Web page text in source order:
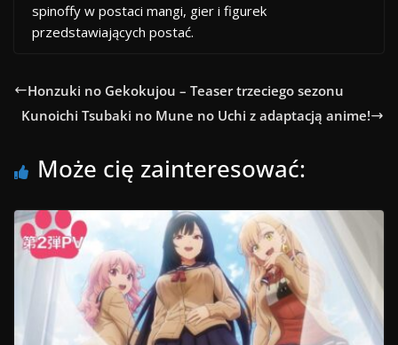
spinoffy w postaci mangi, gier i figurek
przedstawiających postać.
Honzuki no Gekokujou – Teaser trzeciego sezonu
Kunoichi Tsubaki no Mune no Uchi z adaptacją anime!
Może cię zainteresować: